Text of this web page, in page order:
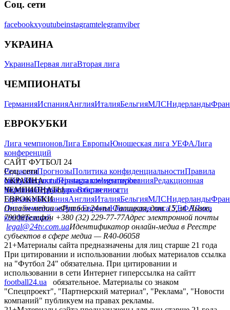
Соц. сети
facebookxyoutubeinstagramtelegramviber
УКРАИНА
УкраинаПервая лигаВторая лига
ЧЕМПИОНАТЫ
ГерманияИспанияАнглияИталияБельгияМЛСНидерланды
ЕВРОКУБКИ
Лига чемпионовЛига ЕвропыЮношеская лига УЕФАЛига
конференций
САЙТ ФУТБОЛ 24
РедакцияПрогнозыПолитика конфиденциальностиПравила
сайтуКонтактыПравила комментированияРедакционная
политикаСтруктура собственности
Соц. сети
facebookxyoutubeinstagramtelegramviber
УКРАИНА
УкраинаПервая лигаВторая лига
ЧЕМПИОНАТЫ
ГерманияИспанияАнглияИталияБельгияМЛСНидерланды
ЕВРОКУБКИ
Лига чемпионовЛига ЕвропыЮношеская лига УЕФАЛига
конференций
Онлайн-медиа «Футбол 24»пл. Галицкая, дом. 15, м. Львов,
79008Телефон +380 (32) 229-77-77Адрес электронной почты
legal@24tv.com.uaИдентификатор онлайн-медиа в Реестре
субъектов в сфере медиа — R40-06058
21+Материалы сайта предназначены для лиц старше 21 года
При цитировании и использовании любых материалов ссылка
на "Футбол 24" обязательна. При цитировании и
использовании в сети Интернет гиперссылка на сайтт
football24.ua
обязательное. Материалы со знаком
"Спецпроект", "Партнерский материал", "Реклама", "Новости
компаний" публикуем на правах рекламы.